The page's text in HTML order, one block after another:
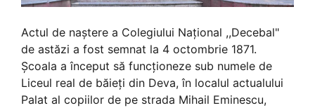
Actul de naștere a Colegiului Național ,,Decebal"
de astăzi a fost semnat la 4 octombrie 1871.
Școala a început să funcționeze sub numele de
Liceul real de băieți din Deva, în localul actualului
Palat al copiilor de pe strada Mihail Eminescu,